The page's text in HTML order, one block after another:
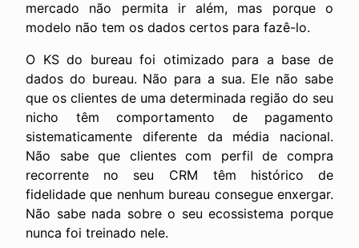
mercado não permita ir além, mas porque o
modelo não tem os dados certos para fazê-lo.
O KS do bureau foi otimizado para a base de
dados do bureau. Não para a sua. Ele não sabe
que os clientes de uma determinada região do seu
nicho têm comportamento de pagamento
sistematicamente diferente da média nacional.
Não sabe que clientes com perfil de compra
recorrente no seu CRM têm histórico de
fidelidade que nenhum bureau consegue enxergar.
Não sabe nada sobre o seu ecossistema porque
nunca foi treinado nele.